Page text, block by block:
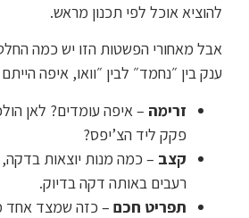
להוציא אוכל לפי תכנון מראש.
אבל מאחורי הפשטות הזו יש כמה
ענק בין ״נחמד״ לבין ״וואו, איפה
זרימה – איפה עומדים? לאן
פקק ליד הצ’יפס?
קצב – כמה מנות יוצאות
רעבים באותה דקה בדיוק.
תפריט חכם – כזה שמצד אחד